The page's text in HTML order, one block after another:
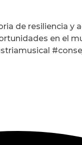
de resiliencia
en el